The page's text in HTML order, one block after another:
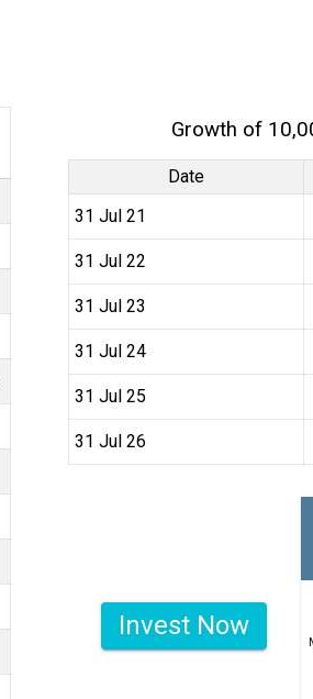
Growth of
Date
31 Jul 21
31 Jul 22
31 Jul 23
31 Jul 24
31 Jul 25
31 Jul 26
Invest Now